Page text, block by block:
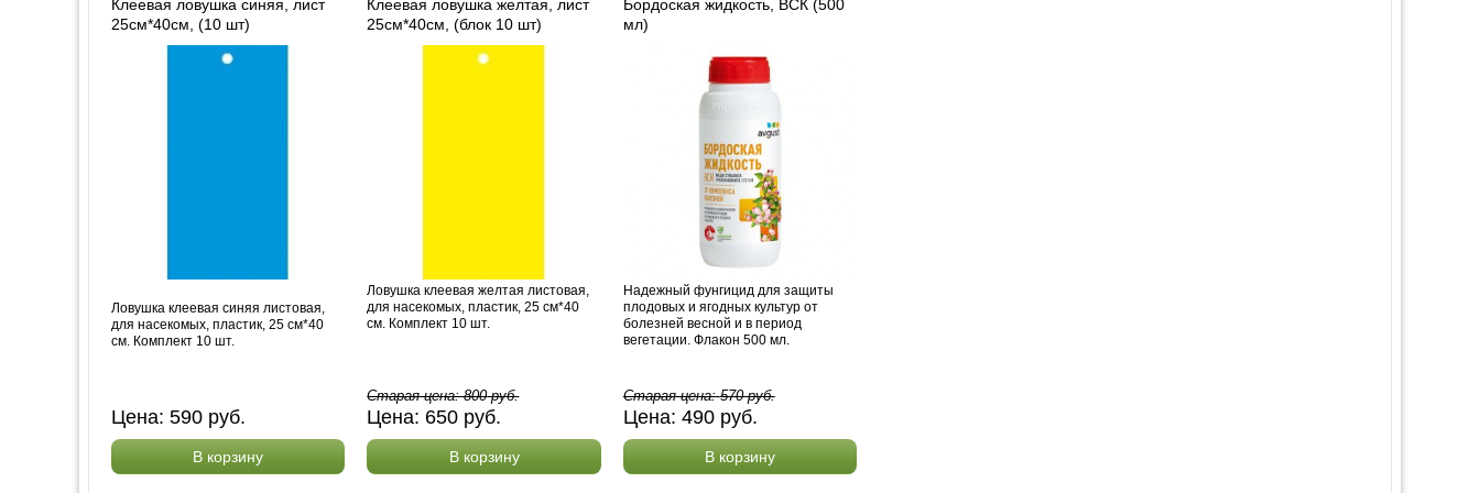
Клеевая ловушка синяя, лист
25см*40см, (10 шт)
Ловушка клеевая синяя листовая,
для насекомых, пластик, 25 см*40
см. Комплект 10 шт.
Цена: 590 руб.
В корзину
Клеевая ловушка желтая, лист
25см*40см, (блок 10 шт)
Ловушка клеевая желтая листовая,
для насекомых, пластик, 25 см*40
см. Комплект 10 шт.
Старая цена:800руб.
Цена: 650 руб.
В корзину
Бордоская жидкость, ВСК (500
мл)
Надежный фунгицид для защиты
плодовых и ягодных культур от
болезней весной и в период
вегетации. Флакон 500 мл.
Старая цена:570руб.
Цена: 490руб.
В корзину